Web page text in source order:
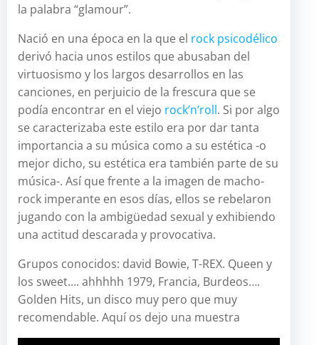
la palabra “glamour”.
Nació en una época en la que el rock psicodélico
derivó hacia unos estilos que abusaban del
virtuosismo y los largos desarrollos en las
canciones, en perjuicio de la frescura que se
podía encontrar en el viejo rock’n’roll. Si por algo
se caracterizaba este estilo era por dar tanta
importancia a su música como a su estética -o
mejor dicho, su estética era también parte de su
música-. Así que frente a la imagen de macho-
rock imperante en esos días, ellos se rebelaron
jugando con la ambigüedad sexual y exhibiendo
una actitud descarada y provocativa.
Grupos conocidos: david Bowie, T-REX. Queen y
los sweet…. ahhhhh 1979, Francia, Burdeos….
Golden Hits, un disco muy pero que muy
recomendable. Aquí os dejo una muestra